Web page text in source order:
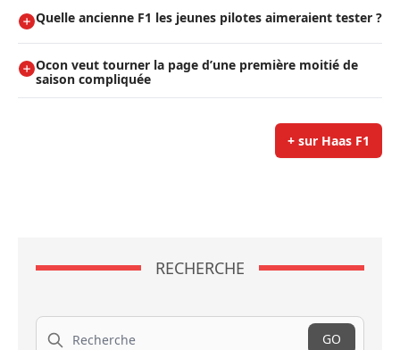
Quelle ancienne F1 les jeunes pilotes aimeraient tester ?
Ocon veut tourner la page d’une première moitié de
saison compliquée
+ sur Haas F1
RECHERCHE
Recherche
GO